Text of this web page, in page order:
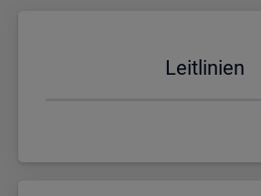
Leit­li­ni­en